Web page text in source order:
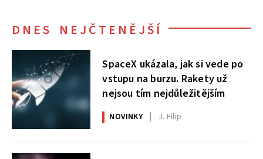
DNES NEJČTENĚJŠÍ
SpaceX ukázala, jak si vede po
vstupu na burzu. Rakety už
nejsou tím nejdůležitějším
NOVINKY J. Filip